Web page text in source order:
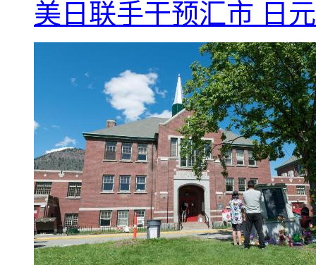
美日联手干预汇市 日